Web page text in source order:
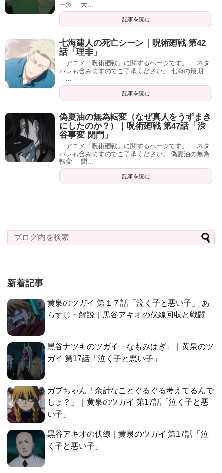
一派 大...
記事を読む
七海建人の死亡シーン｜呪術廻戦 第42
話「理非」
アニメ「呪術廻戦」に関するページです。 ネタ
バレも含みますのでご了承ください。 七海の最期
...
記事を読む
偽夏油の無為転変（なぜ真人をうずまき
にしたのか？）｜呪術廻戦 第47話「渋
谷事変 閉門」
アニメ「呪術廻戦」に関するページです。 ネタ
バレも含みますのでご了承ください。 偽夏油の無為
転変 聞...
記事を読む
新着記事
黄泉のツガイ 第１７話「泣く子と悪い子」 あ
らすじ・解説｜黒谷アキオの伏線回収と戦闘
黒谷ナツキのツガイ「なもみはぎ」｜黄泉のツ
ガイ 第17話「泣く子と悪い子」
ガブちゃん「余計なことぐるぐる考えてるんで
しょ？」｜黄泉のツガイ 第17話「泣く子と悪
い子」
黒谷アキオの伏線｜黄泉のツガイ 第17話「泣
く子と悪い子」